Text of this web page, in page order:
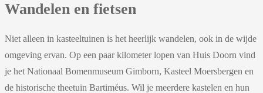
Wandelen en fietsen
Niet alleen in kasteeltuinen is het heerlijk wandelen, ook in de wijde
omgeving ervan. Op een paar kilometer lopen van Huis Doorn vind
je het Nationaal Bomenmuseum Gimborn, Kasteel Moersbergen en
de historische theetuin Bartiméus. Wil je meerdere kastelen en hun